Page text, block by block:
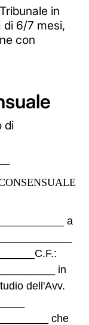
in
di 6/7 mesi,
con
di
a
in
dell'Avv.
che